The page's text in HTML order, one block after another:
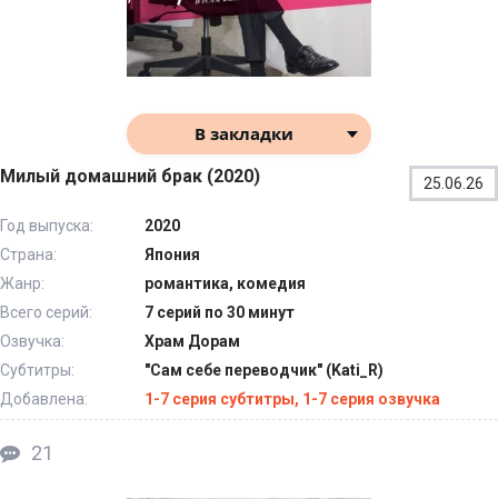
В закладки
Милый домашний брак (2020) 25.06.26
Год выпуска:
2020
Страна:
Япония
Жанр:
романтика, комедия
Всего серий:
7 серий по 30 минут
Озвучка:
Храм Дорам
Субтитры:
"Сам себе переводчик" (Kati_R)
Добавлена:
1-7 серия субтитры, 1-7 серия озвучка
21